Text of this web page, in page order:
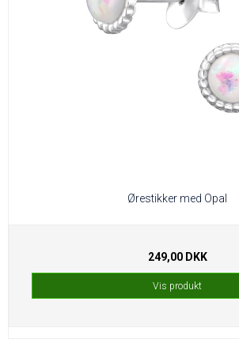
Ørestikker med Opal
249,00 DKK
Vis produkt